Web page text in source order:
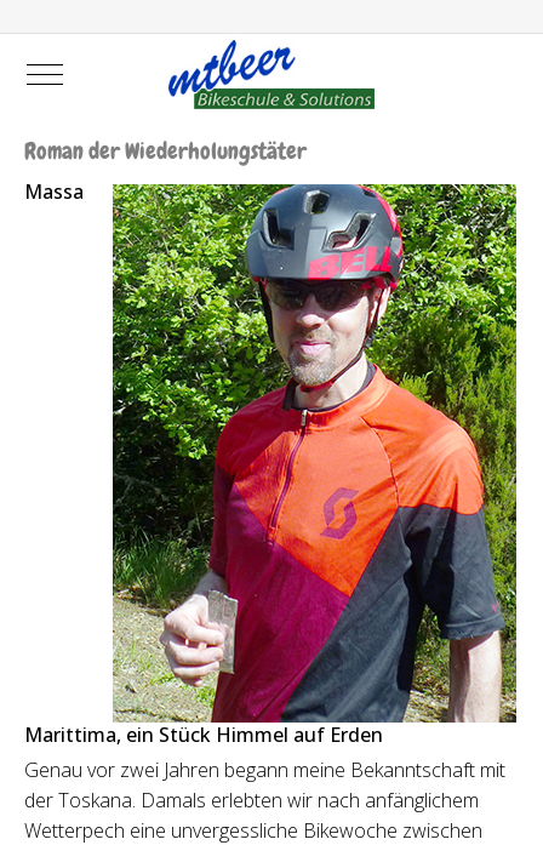
Mobile Menu Toggle
Roman der Wiederholungstäter
Massa
Marittima, ein Stück Himmel auf Erden
Genau vor zwei Jahren begann meine Bekanntschaft mit
der Toskana. Damals erlebten wir nach anfänglichem
Wetterpech eine unvergessliche Bikewoche zwischen